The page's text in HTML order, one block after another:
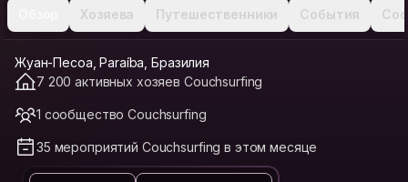
Хозяева Путешественники События
Жуан-Песоа, Paraíba, Бразилия
7 200 активных хозяев Couchsurfing
1 сообщество Couchsurfing
35 мероприятий Couchsurfing в этом месяце